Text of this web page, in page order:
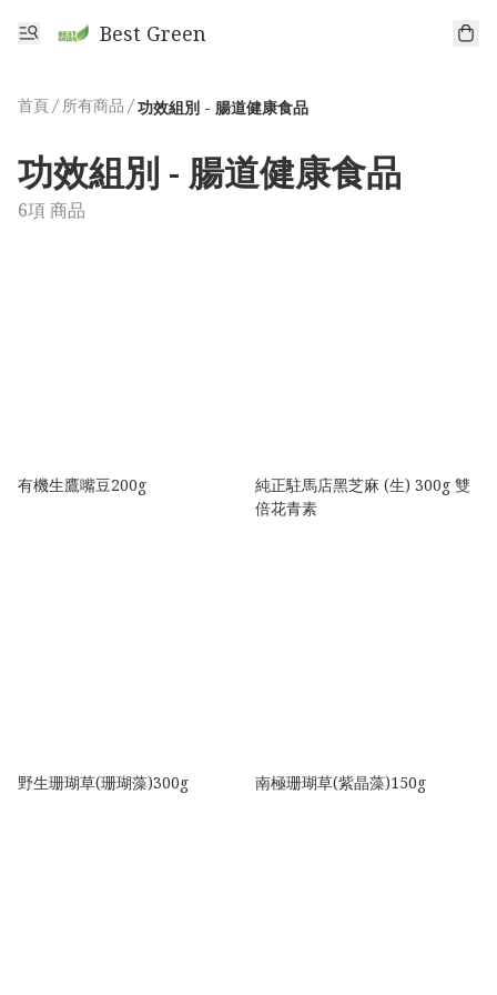
Best Green
首頁 / 所有商品 / 功效組別 - 腸道健康食品
功效組別 - 腸道健康食品
6項 商品
有機生鷹嘴豆200g
純正駐馬店黑芝麻 (生) 300g 雙
倍花青素
野生珊瑚草(珊瑚藻)300g 南極珊瑚草(紫晶藻)150g